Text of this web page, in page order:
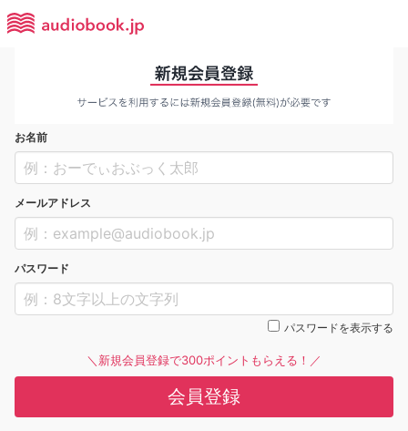
お名前
メールアドレス
パスワード
パスワードを表示する
＼新規会員登録で300ポイントもらえる！／
会員登録